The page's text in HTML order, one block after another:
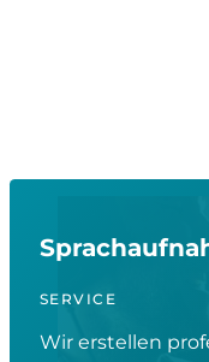
SERVICE
Wir erstellen